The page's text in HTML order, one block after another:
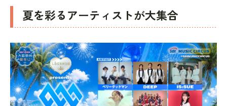
夏を彩るアーティストが大集合